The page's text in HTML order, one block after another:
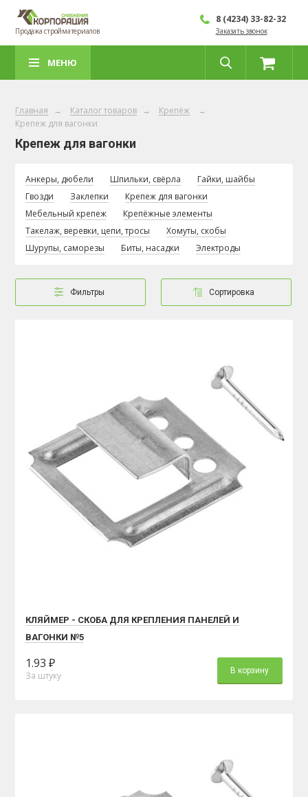
Продажа стройматериалов
8 (4234) 33-82-32
Заказать звонок
МЕНЮ
Главная → Каталог товаров → Крепёж
→
Крепеж для вагонки
Крепеж для вагонки
Анкеры, дюбели Шпильки, свёрла
Гайки, шайбы
Гвозди
Заклепки
Крепеж для вагонки
Мебельный крепеж
Крепёжные элементы
Такелаж, веревки, цепи, тросы
Хомуты, скобы
Шурупы, саморезы
Биты, насадки Электроды
Фильтры Сортировка
КЛЯЙМЕР - СКОБА ДЛЯ КРЕПЛЕНИЯ ПАНЕЛЕЙ И
ВАГОНКИ №5
1.93 ₽
За штуку В корзину